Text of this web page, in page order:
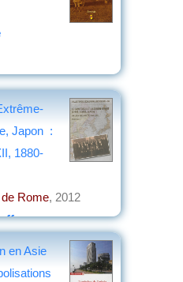
Japon :
1880-
Rome, 2012
en Asie